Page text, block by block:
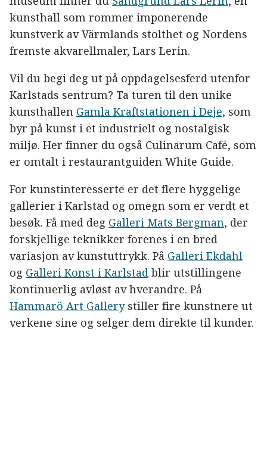
kunsthall som rommer imponerende
kunstverk av Värmlands stolthet og Nordens
fremste akvarellmaler, Lars Lerin.
Vil du begi deg ut på oppdagelsesferd utenfor
Karlstads sentrum? Ta turen til den unike
kunsthallen Gamla Kraftstationen i Deje, som
byr på kunst i et industrielt og nostalgisk
miljø. Her finner du også Culinarum Café, som
er omtalt i restaurantguiden White Guide.
For kunstinteresserte er det flere hyggelige
gallerier i Karlstad og omegn som er verdt et
besøk. Få med deg Galleri Mats Bergman, der
forskjellige teknikker forenes i en bred
variasjon av kunstuttrykk. På Galleri Ekdahl
og Galleri Konst i Karlstad blir utstillingene
kontinuerlig avløst av hverandre. På
Hammarö Art Gallerystiller fire kunstnere ut
verkene sine og selger dem direkte til kunder.